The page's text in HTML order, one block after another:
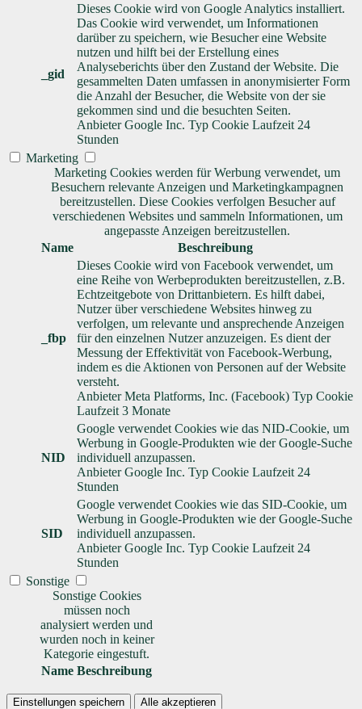
_gid
Dieses Cookie wird von Google Analytics installiert.
Das Cookie wird verwendet, um Informationen
darüber zu speichern, wie Besucher eine Website
nutzen und hilft bei der Erstellung eines
Analyseberichts über den Zustand der Website. Die
gesammelten Daten umfassen in anonymisierter Form
die Anzahl der Besucher, die Website von der sie
gekommen sind und die besuchten Seiten.
Anbieter Google Inc. Typ Cookie Laufzeit 24
Stunden
Marketing
Marketing Cookies werden für Werbung verwendet, um
Besuchern relevante Anzeigen und Marketingkampagnen
bereitzustellen. Diese Cookies verfolgen Besucher auf
verschiedenen Websites und sammeln Informationen, um
angepasste Anzeigen bereitzustellen.
Name
Beschreibung
_fbp
Dieses Cookie wird von Facebook verwendet, um
eine Reihe von Werbeprodukten bereitzustellen, z.B.
Echtzeitgebote von Drittanbietern. Es hilft dabei,
Nutzer über verschiedene Websites hinweg zu
verfolgen, um relevante und ansprechende Anzeigen
für den einzelnen Nutzer anzuzeigen. Es dient der
Messung der Effektivität von Facebook-Werbung,
indem es die Aktionen von Personen auf der Website
versteht.
Anbieter Meta Platforms, Inc. (Facebook) Typ Cookie
Laufzeit 3 Monate
NID
Google verwendet Cookies wie das NID-Cookie, um
Werbung in Google-Produkten wie der Google-Suche
individuell anzupassen.
Anbieter Google Inc. Typ Cookie Laufzeit 24
Stunden
SID
Google verwendet Cookies wie das SID-Cookie, um
Werbung in Google-Produkten wie der Google-Suche
individuell anzupassen.
Anbieter Google Inc. Typ Cookie Laufzeit 24
Stunden
Sonstige
Sonstige Cookies
müssen noch
analysiert werden und
wurden noch in keiner
Kategorie eingestuft.
Name Beschreibung
Einstellungen speichern Alle akzeptieren